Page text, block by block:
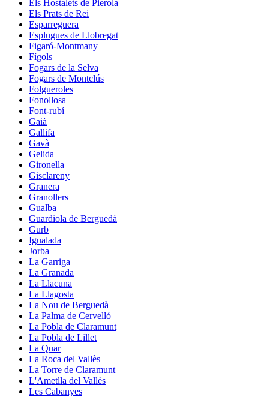
Els Hostalets de Pierola
Els Prats de Rei
Esparreguera
Esplugues de Llobregat
Figaró-Montmany
Fígols
Fogars de la Selva
Fogars de Montclús
Folgueroles
Fonollosa
Font-rubí
Gaià
Gallifa
Gavà
Gelida
Gironella
Gisclareny
Granera
Granollers
Gualba
Guardiola de Berguedà
Gurb
Igualada
Jorba
La Garriga
La Granada
La Llacuna
La Llagosta
La Nou de Berguedà
La Palma de Cervelló
La Pobla de Claramunt
La Pobla de Lillet
La Quar
La Roca del Vallès
La Torre de Claramunt
L'Ametlla del Vallès
Les Cabanyes